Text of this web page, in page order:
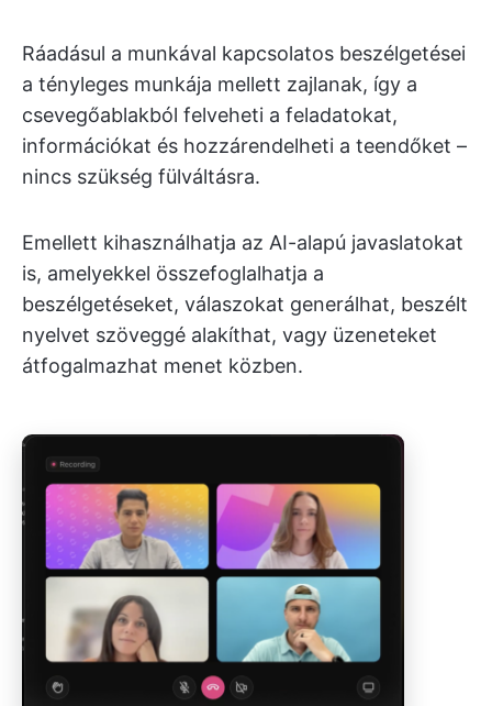
Ráadásul a munkával kapcsolatos beszélgetései
a tényleges munkája mellett zajlanak, így a
csevegőablakból felveheti a feladatokat,
információkat és hozzárendelheti a teendőket –
nincs szükség fülváltásra.
Emellett kihasználhatja az AI-alapú javaslatokat
is, amelyekkel összefoglalhatja a
beszélgetéseket, válaszokat generálhat, beszélt
nyelvet szöveggé alakíthat, vagy üzeneteket
átfogalmazhat menet közben.